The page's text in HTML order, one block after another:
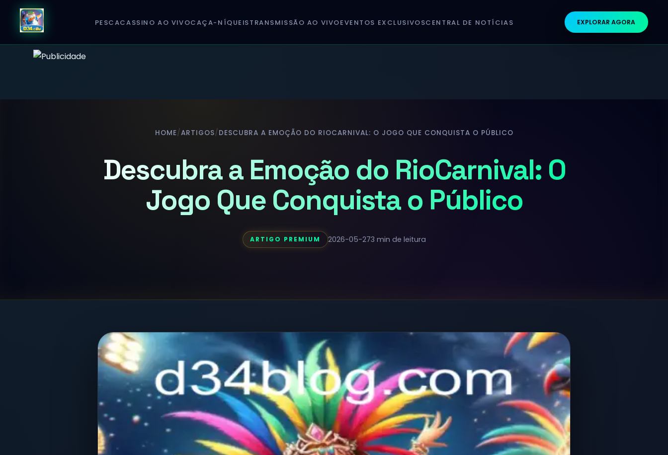
PESCACASSINO AO VIVOCAÇA-NÍQUEISTRANSMISSÃO AO VIVOEVENTOS EXCLUSIVOSCENTRAL DE NOTÍCIAS EXPLORAR AGORA
HOME/ARTIGOS/ DESCUBRA A EMOÇÃO DO RIOCARNIVAL: O JOGO QUE CONQUISTA O PÚBLICO
Descubra a Emoção do RioCarnival: O
Jogo Que Conquista o Público
ARTIGO PREMIUM 2026-05-273 min de leitura